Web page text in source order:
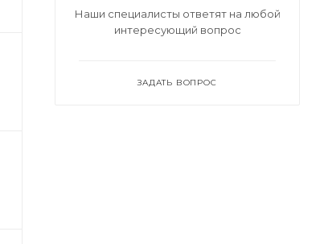
Наши специалисты ответят на любой
интересующий вопрос
ЗАДАТЬ ВОПРОС